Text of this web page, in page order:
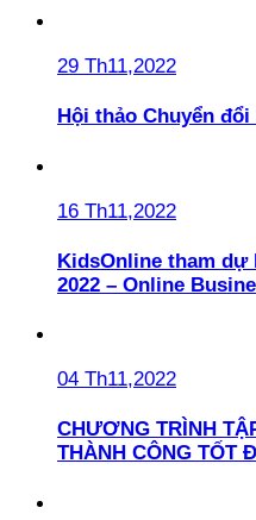
29 Th11,2022
Hội thảo Chuyển
16 Th11,2022
KidsOnline tham dự
2022 – Online
04 Th11,2022
CHƯƠNG TRÌNH
THÀNH CÔNG TỐT